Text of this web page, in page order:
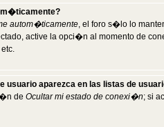
autom�ticamente, el foro s�lo lo
active la opci�n al momento de
aparezca en las listas de
de Ocultar mi estado de conexi�n; si